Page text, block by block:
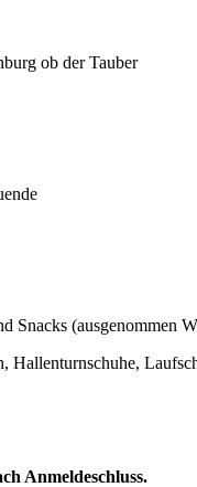
ob der Tauber
Snacks (ausgenommen
Anmeldeschluss.